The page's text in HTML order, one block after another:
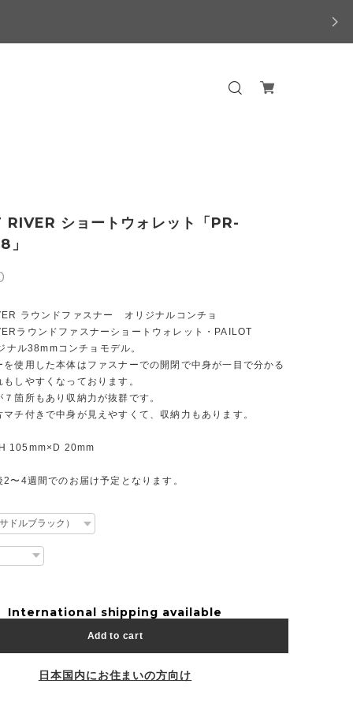
ショートウォレット「PR-
」
ラウンドファスナー オリジナルコンチョ
ラウンドファスナーショートウォレット・PAILOT
ナル38mmコンチョモデル。
を使用した本体はファスナーでの開閉で中身が一目で分かる
しやすくなっております。
箇所もあり収納力が抜群です。
マチ付きで中身が見えやすくて、収納力もあります。
105mm×D 20mm
2〜4週間でのお届け予定となります。
International shipping available
Add to cart
日本国内にお住まいの方向け